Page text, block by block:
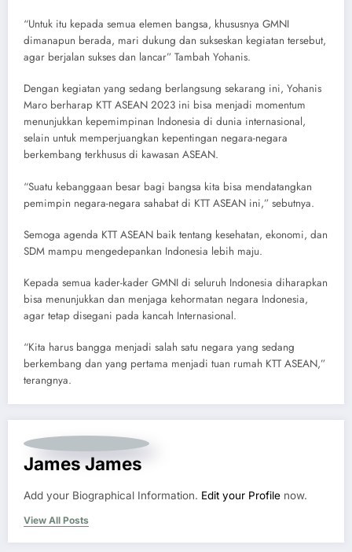
“Untuk itu kepada semua elemen bangsa, khususnya GMNI
dimanapun berada, mari dukung dan sukseskan kegiatan tersebut,
agar berjalan sukses dan lancar” Tambah Yohanis.
Dengan kegiatan yang sedang berlangsung sekarang ini, Yohanis
Maro berharap KTT ASEAN 2023 ini bisa menjadi momentum
menunjukkan kepemimpinan Indonesia di dunia internasional,
selain untuk memperjuangkan kepentingan negara-negara
berkembang terkhusus di kawasan ASEAN.
“Suatu kebanggaan besar bagi bangsa kita bisa mendatangkan
pemimpin negara-negara sahabat di KTT ASEAN ini,” sebutnya.
Semoga agenda KTT ASEAN baik tentang kesehatan, ekonomi, dan
SDM mampu mengedepankan Indonesia lebih maju.
Kepada semua kader-kader GMNI di seluruh Indonesia diharapkan
bisa menunjukkan dan menjaga kehormatan negara Indonesia,
agar tetap disegani pada kancah Internasional.
“Kita harus bangga menjadi salah satu negara yang sedang
berkembang dan yang pertama menjadi tuan rumah KTT ASEAN,”
terangnya.
James James
Add your Biographical Information. Edit your Profile now.
View All Posts